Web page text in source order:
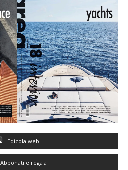
Edicola web
Abbonati e regala